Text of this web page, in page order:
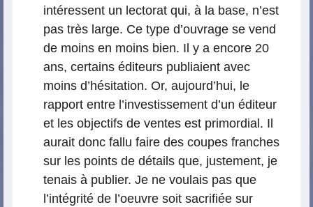
intéressent un lectorat qui, à la base, n’est
pas très large. Ce type d’ouvrage se vend
de moins en moins bien. Il y a encore 20
ans, certains éditeurs publiaient avec
moins d’hésitation. Or, aujourd’hui, le
rapport entre l’investissement d’un éditeur
et les objectifs de ventes est primordial. Il
aurait donc fallu faire des coupes franches
sur les points de détails que, justement, je
tenais à publier. Je ne voulais pas que
l’intégrité de l’oeuvre soit sacrifiée sur